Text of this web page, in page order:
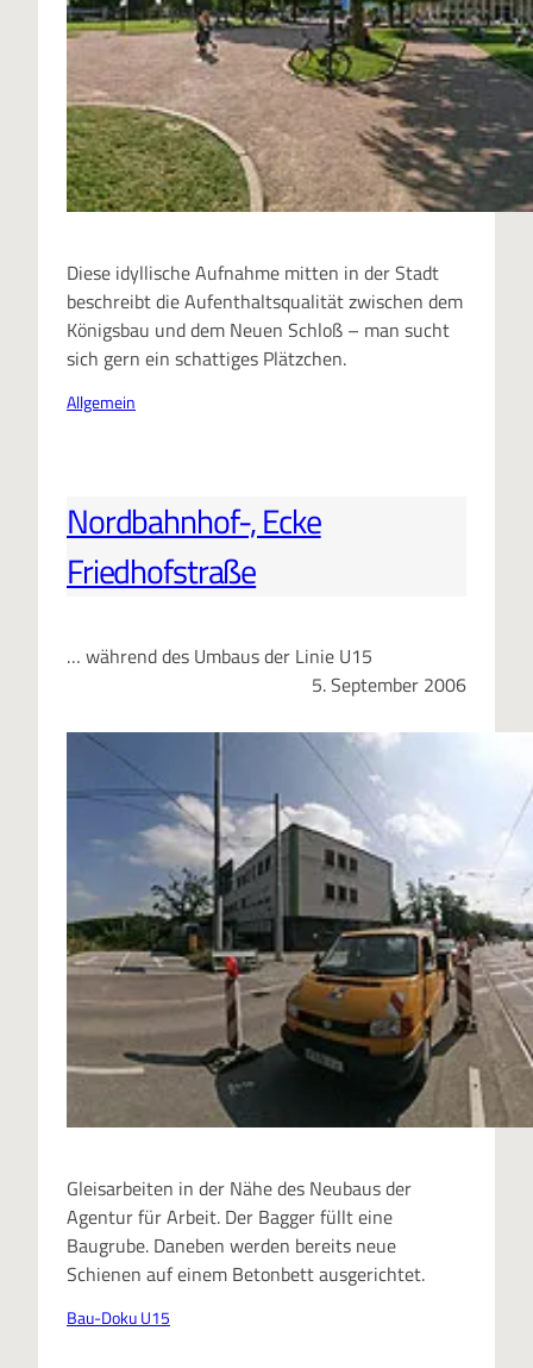
Diese idyllische Aufnahme mitten in der Stadt
beschreibt die Aufenthaltsqualität zwischen dem
Königsbau und dem Neuen Schloß – man sucht
sich gern ein schattiges Plätzchen.
Allgemein
Nordbahnhof-, Ecke
Friedhofstraße
… während des Umbaus der Linie U15
5. September 2006
Gleisarbeiten in der Nähe des Neubaus der
Agentur für Arbeit. Der Bagger füllt eine
Baugrube. Daneben werden bereits neue
Schienen auf einem Betonbett ausgerichtet.
Bau-Doku U15